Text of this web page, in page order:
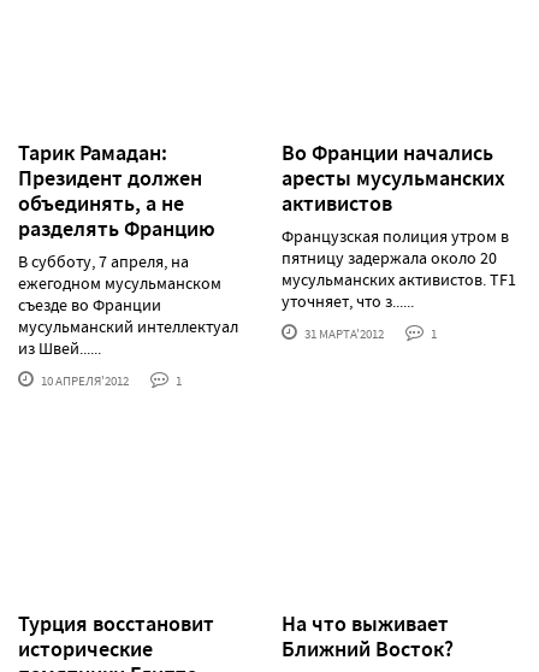
Тарик Рамадан:
Президент должен
объединять, а не
разделять Францию
В субботу, 7 апреля, на
ежегодном мусульманском
съезде во Франции
мусульманский интеллектуал
из Швей......
10 АПРЕЛЯ'2012 1
Во Франции начались
аресты мусульманских
активистов
Французская полиция утром в
пятницу задержала около 20
мусульманских активистов. TF1
уточняет, что з......
31 МАРТА'2012 1
Турция восстановит
исторические
На что выживает
Ближний Восток?